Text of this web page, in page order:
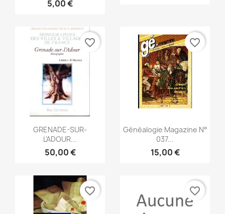
5,00 €
Aperçu rapide
GRENADE-SUR-
L'ADOUR...
50,00 €
favorite_border
Aperçu rapide
Généalogie Magazine N°
037...
15,00 €
favorite_border
favorite_border favorite_border